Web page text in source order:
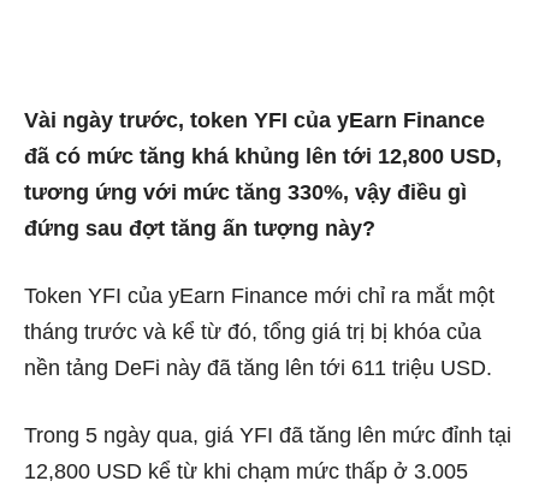
Vài ngày trước, token YFI của yEarn Finance
đã có mức tăng khá khủng lên tới 12,800 USD,
tương ứng với mức tăng 330%, vậy điều gì
đứng sau đợt tăng ấn tượng này?
Token YFI của yEarn Finance mới chỉ ra mắt một
tháng trước và kể từ đó, tổng giá trị bị khóa của
nền tảng DeFi này đã tăng lên tới 611 triệu USD.
Trong 5 ngày qua, giá YFI đã tăng lên mức đỉnh tại
12,800 USD kể từ khi chạm mức thấp ở 3.005